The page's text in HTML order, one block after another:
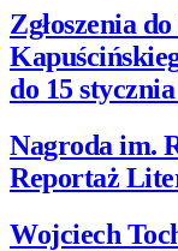
Zgłoszenia
do 15
Nagroda im.
Reportaż
Wojciech